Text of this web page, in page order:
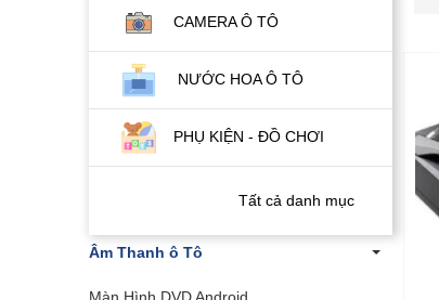
CAMERA Ô TÔ
NƯỚC HOA Ô TÔ
PHỤ KIỆN - ĐỒ CHƠI
Tất cả danh mục
Nội Thất ô Tô
Ngoại Thất ô Tô
Phụ Kiện - Đồ Chơi
Nước Hoa ô Tô
Âm Thanh ô Tô